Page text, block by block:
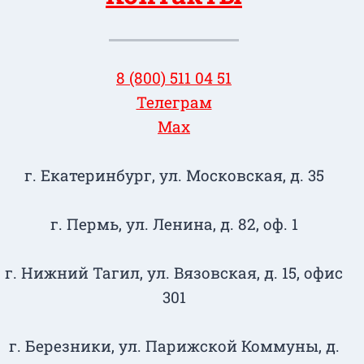
8 (800) 511 04 51
Телеграм
Max
г. Екатеринбург, ул. Московская, д. 35
г. Пермь, ул. Ленина, д. 82, оф. 1
г. Нижний Тагил​, ул. Вязовская, д. 15, офис
301
г. Березники, ул. Парижской Коммуны, д.